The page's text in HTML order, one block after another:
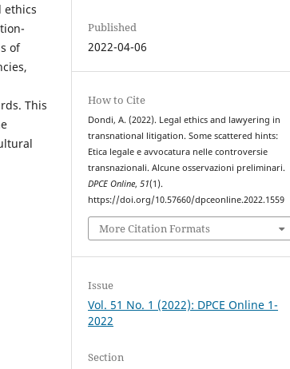
ethics
of
This
Published
2022-04-06
How to Cite
Dondi, A. (2022). Legal ethics and lawyering in
transnational litigation. Some scattered hints:
Etica legale e avvocatura nelle controversie
transnazionali. Alcune osservazioni preliminari.
DPCE Online,51(1).
https://doi.org/10.57660/dpceonline.2022.1559
More Citation Formats
Issue
Vol. 51 No. 1 (2022): DPCE Online 1-
2022
Section